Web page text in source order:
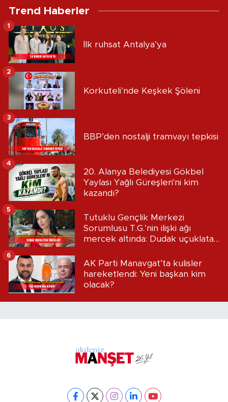
Trend Haberler
İlk ruhsat Antalya’ya
1
Korkuteli’nde Keşkek Şöleni
2
BBP’den nostalji tramvayı tepkisi
3
20. Alanya Belediyesi Gökbel
Yaylası Yağlı Güreşleri'ni kim
kazandı?
4
Tutuklu Gençlik Merkezi
Sorumlusu T.G.’nin ilişki ağı
mercek altında: Dudak uçuklatan
5
AK Parti Manavgat’ta kulisler
hareketlendi: Yeni başkan kim
olacak?
6